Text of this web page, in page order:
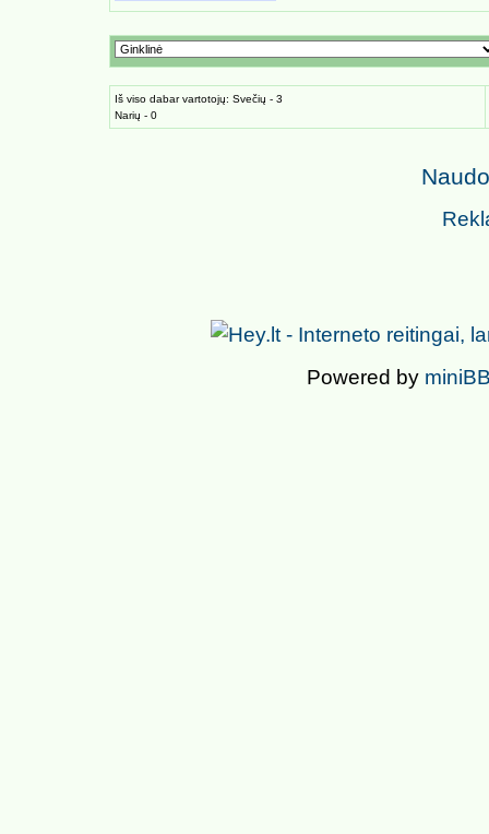
Iš viso dabar vartotojų: Svečių - 3
Narių - 0
Powered by